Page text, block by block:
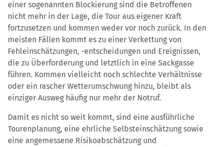
einer sogenannten Blockierung sind die Betroffenen
nicht mehr in der Lage, die Tour aus eigener Kraft
fortzusetzen und kommen weder vor noch zurück. In den
meisten Fällen kommt es zu einer Verkettung von
Fehleinschätzungen, -entscheidungen und Ereignissen,
die zu Überforderung und letztlich in eine Sackgasse
führen. Kommen vielleicht noch schlechte Verhältnisse
oder ein rascher Wetterumschwung hinzu, bleibt als
einziger Ausweg häufig nur mehr der Notruf.
Damit es nicht so weit kommt, sind eine ausführliche
Tourenplanung, eine ehrliche Selbsteinschätzung sowie
eine angemessene Risikoabschätzung und